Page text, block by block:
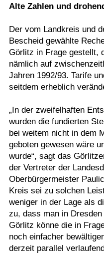
Alte Zahlen und
Der vom Landkreis und
Bescheid gewählte
Görlitz in Frage gestellt,
nämlich auf
Jahren 1992/93. Tarife
seitdem erheblich
„In der zweifelhaften
wurden die fundierten
bei weitem nicht in dem
geboten gewesen wäre
wurde“, sagt das
der Vertreter der
Oberbürgermeister
Kreis sei zu solchen
weniger in der Lage als
zu, dass man in
Görlitz könne die in
noch einfacher
derzeit parallel